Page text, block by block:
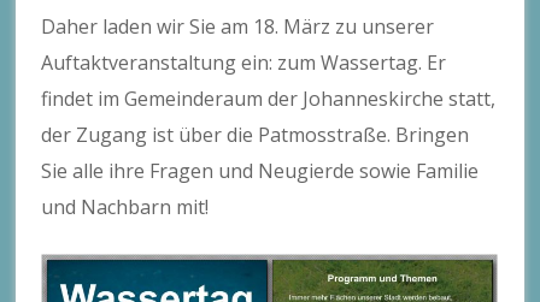
Daher laden wir Sie am 18. März zu unserer
Auftaktveranstaltung ein: zum Wassertag. Er
findet im Gemeinderaum der Johanneskirche statt,
der Zugang ist über die Patmosstraße. Bringen
Sie alle ihre Fragen und Neugierde sowie Familie
und Nachbarn mit!